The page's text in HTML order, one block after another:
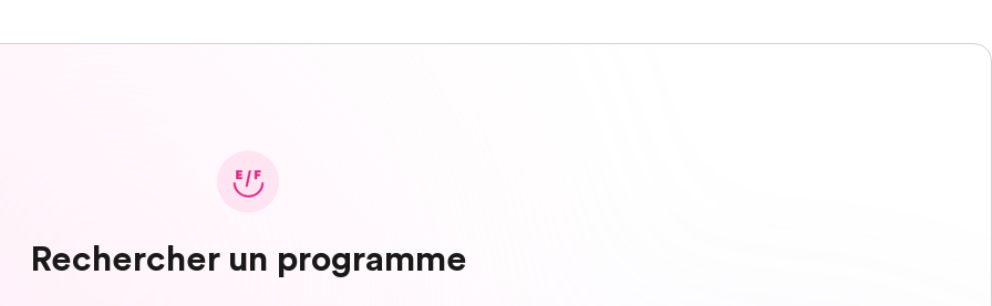
Rechercher un programme